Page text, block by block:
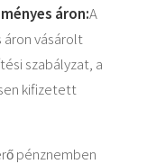
áron:A
vásárolt
szabályzat, a
kifizetett
pénznemben